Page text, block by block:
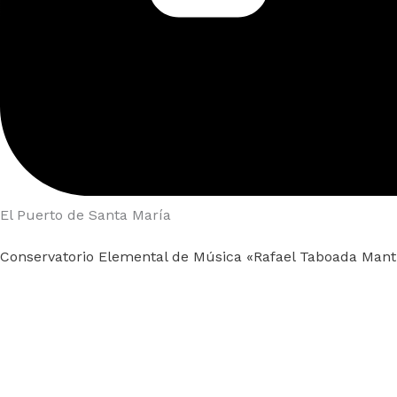
El Puerto de Santa María
Conservatorio Elemental de Música «Rafael Taboada